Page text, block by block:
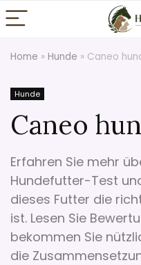
Home » Hunde » Caneo
Hunde
Caneo
Erfahren Sie mehr
Hundefutter-Test
dieses Futter die
ist. Lesen Sie
bekommen Sie
die